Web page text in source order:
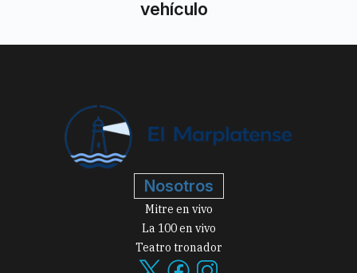
vehículo
Nosotros
Mitre en vivo
La 100 en vivo
Teatro tronador